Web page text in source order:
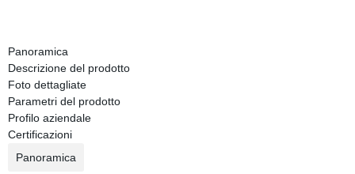
Panoramica
Descrizione del prodotto
Foto dettagliate
Parametri del prodotto
Profilo aziendale
Certificazioni
Panoramica